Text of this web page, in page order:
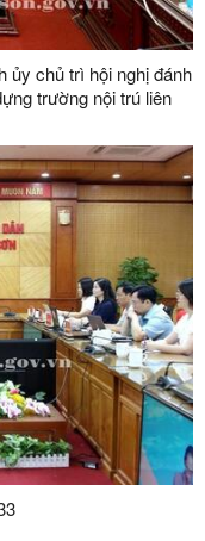
ủy chủ trì hội nghị đánh
trường nội trú liên